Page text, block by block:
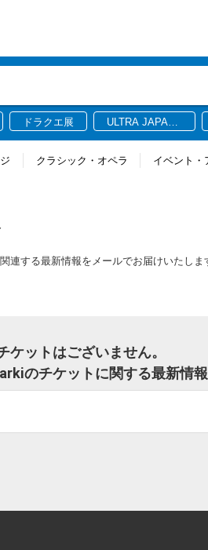
ドラクエ展
ULTRA JAPAN
クラシック・オペラ イベント・
連する最新情報をメールでお届けいたしま
ットはございません。
のチケットに関する最新情報